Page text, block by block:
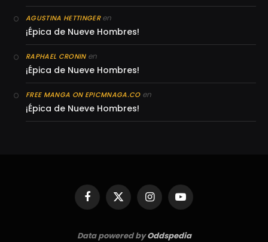
AGUSTINA HETTINGERen
¡Épica de Nueve Hombres!
RAPHAEL CRONINen
¡Épica de Nueve Hombres!
FREE MANGA ON EPICMNAGA.COen
¡Épica de Nueve Hombres!
Facebook
X
(Twitter)
InstagramYouTube
Data powered byOddspedia